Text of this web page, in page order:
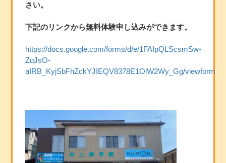
さい。
下記のリンクから無料体験申し込みができます。
https://docs.google.com/forms/d/e/1FAIpQLScsmSw-
ZqJsO-
aIRB_ KyjSbFhZckYJIEQV8378E1OlW2Wy_Gg/viewform